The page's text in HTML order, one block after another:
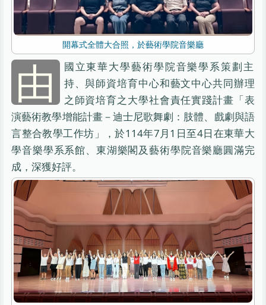
開幕式全體大合照，於藝術學院音樂廳
由
國立東華大學藝術學院音樂學系策劃主
持、與師資培育中心和藝文中心共同辦理
之師資培育之大學社會責任實踐計畫「表
演藝術教學增能計畫－迪士尼歌舞劇：肢體、戲劇與語
言整合教學工作坊」，於114年7月1日至4日在東華大
學音樂學系系館、東湖樂閣及藝術學院音樂廳圓滿完
成，深獲好評。